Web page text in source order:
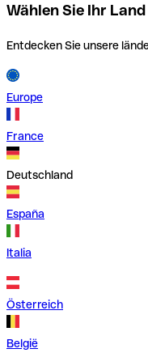
Wählen Sie Ihr Land
Entdecken Sie unsere
Europe
France
Deutschland
España
Italia
Österreich
België